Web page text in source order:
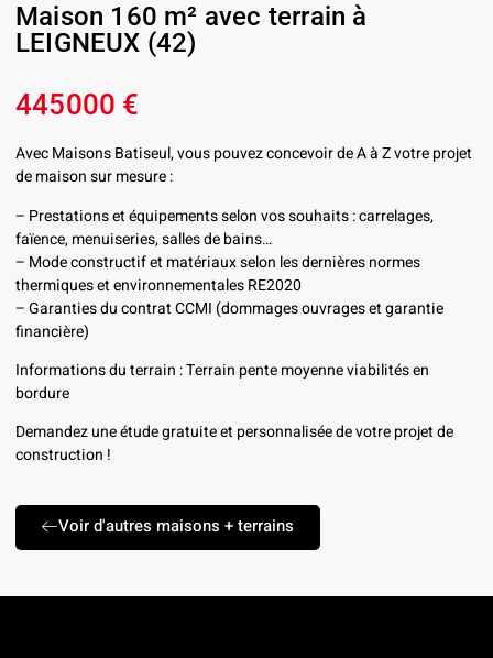
Maison 160 m² avec terrain à
LEIGNEUX (42)
445000 €
Avec Maisons Batiseul, vous pouvez concevoir de A à Z votre projet
de maison sur mesure :
– Prestations et équipements selon vos souhaits : carrelages,
faïence, menuiseries, salles de bains…
– Mode constructif et matériaux selon les dernières normes
thermiques et environnementales RE2020
– Garanties du contrat CCMI (dommages ouvrages et garantie
financière)
Informations du terrain : Terrain pente moyenne viabilités en
bordure
Demandez une étude gratuite et personnalisée de votre projet de
construction !
Voir d'autres maisons + terrains